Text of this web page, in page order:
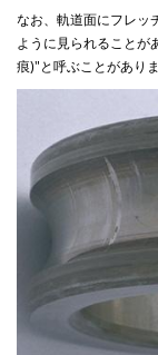
なお、軌道面にフレッ
ように見られること
痕)"と呼ぶことがあり